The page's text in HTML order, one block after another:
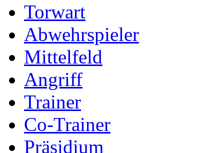
Torwart
Abwehrspieler
Mittelfeld
Angriff
Trainer
Co-Trainer
Präsidium